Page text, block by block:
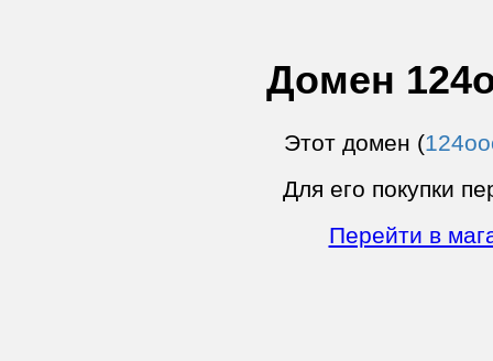
Домен
Этот домен (
Для его покупки
Перейти в